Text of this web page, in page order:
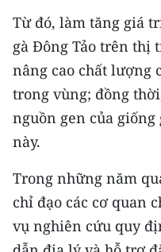
РУССКИЙ
ESPAÑOL
한국어
Từ đó, làm tăng giá
gà Đông Tảo trên thị
nâng cao chất lượng
trong vùng; đồng
nguồn gen của
này.
Trong những năm
chỉ đạo các cơ quan
vụ nghiên cứu quy